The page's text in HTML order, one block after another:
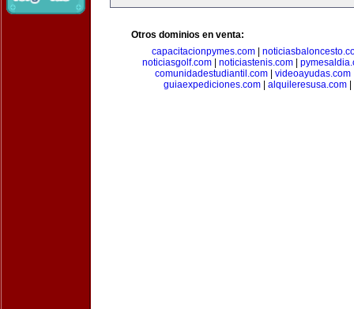
Otros dominios en venta:
capacitacionpymes.com|
noticiasgolf.com| noticiastenis.com|
comunidadestudiantil.com| videoayudas.com
guiaexpediciones.com| alquileresusa.com|